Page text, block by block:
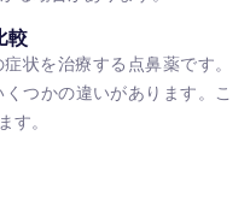
較
状を治療する点鼻薬です。
つかの違いがあります。こ
す。